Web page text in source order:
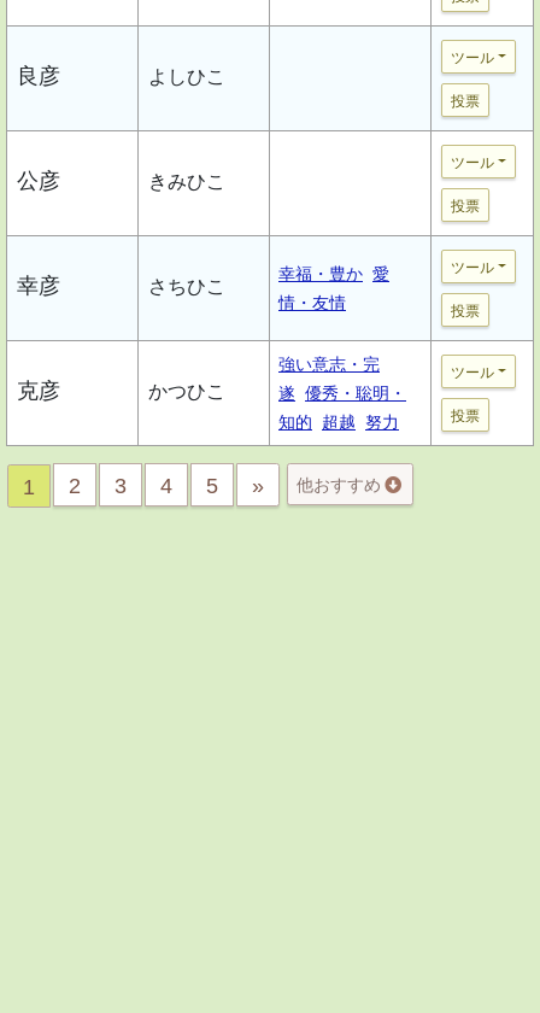
良彦 よしひこ
ツール
投票
公彦 きみひこ
ツール
投票
幸彦 さちひこ
幸福・豊か 愛
情・友情
ツール
投票
克彦 かつひこ
強い意志・完
遂 優秀・聡明・
知的
超越 努力
ツール
投票
1 2 3 4 5 » 他おすすめ